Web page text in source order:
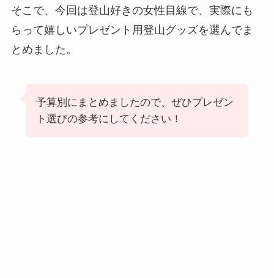
そこで、今回は登山好きの女性目線で、実際にも
らって嬉しいプレゼント用登山グッズを選んでま
とめました。
予算別にまとめましたので、ぜひプレゼン
ト選びの参考にしてください！